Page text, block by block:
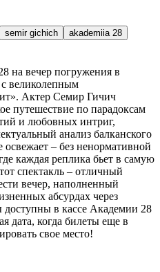
semir gichich
akademiia 28
на вечер погружения в
великолепным
Актер Семир Гичич
путешествие по парадоксам
и любовных интриг,
анализ балканского
– без ненормативной
каждая реплика бьет в самую
спектакль – отличный
вечер, наполненный
абсурдах через
доступны в кассе Академии 28
дата, когда билеты еще в
свое место!